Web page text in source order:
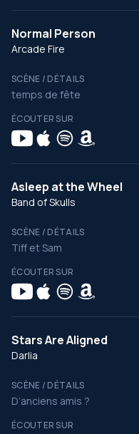
Normal Person
Arcade Fire
SCÈNE / DÉTAILS
temps de fête
ÉCOUTER SUR
Asleep at the Wheel
Band of Skulls
SCÈNE / DÉTAILS
Tiff et Sam
ÉCOUTER SUR
Stars Are Aligned
Darlia
SCÈNE / DÉTAILS
D’anciens amis ?
ÉCOUTER SUR